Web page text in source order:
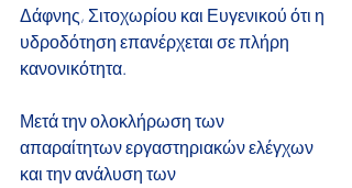
Δάφνης, Σιτοχωρίου και Ευγενικού ότι η
υδροδότηση επανέρχεται σε πλήρη
κανονικότητα.
Μετά την ολοκλήρωση των
απαραίτητων εργαστηριακών ελέγχων
και την ανάλυση των